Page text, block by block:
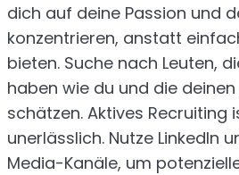
dich auf deine Passion und
konzentrieren, anstatt
bieten. Suche nach Leuten,
haben wie du und die
schätzen. Aktives Recruiting
unerlässlich. Nutze LinkedIn
Media-Kanäle, um